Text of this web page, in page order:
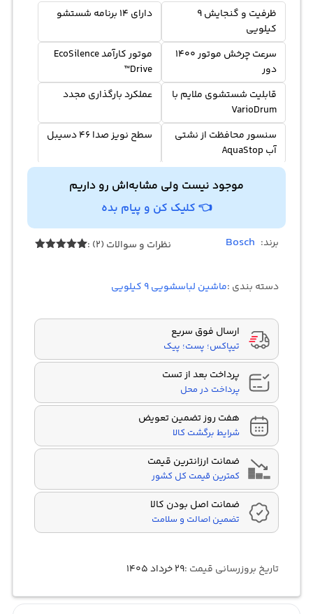
ظرفیت و گنجایش 9
کیلویی
دارای 14 برنامه شستشو
سرعت چرخش موتور 1400
دور
موتور کارآمد EcoSilence
Drive™
قابلیت شستشوی ملایم با
VarioDrum
عملکرد بارگذاری مجدد
سنسور محافظت از نشتی
آب AquaStop
سطح نویز صدا 46 دسیبل
DrumClean
ActiveWater™ Plus
موجود نیست ولی مشابه‌اش رو داریم
👈 کلیک کن و پیام بده
برند: Bosch نظرات و سوالات (2) :
دسته بندی :ماشین لباسشویی 9 کیلویی
ارسال فوق سریع
تیپاکس؛ پست؛ پیک
پرداخت بعد از تست
پرداخت در محل
هفت روز تضمین تعویض
شرایط برگشت کالا
ضمانت ارزانترین قیمت
کمترین قیمت کل کشور
ضمانت اصل بودن کالا
تضمین اصالت و سلامت
تاریخ بروزرسانی قیمت :۲۹ خرداد ۱۴۰۵